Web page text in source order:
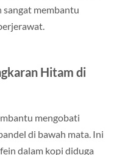
sangat membantu
Hitam di
mengobati
di bawah mata. Ini
dalam kopi diduga